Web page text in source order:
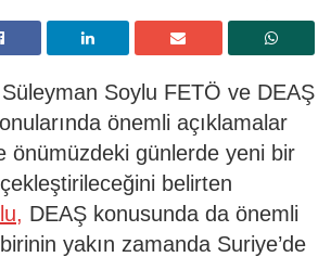
Soylu FETÖ ve DEAŞ
önemli açıklamalar
önümüzdeki günlerde yeni bir
belirten
DEAŞ konusunda da önemli
yakın zamanda Suriye’de